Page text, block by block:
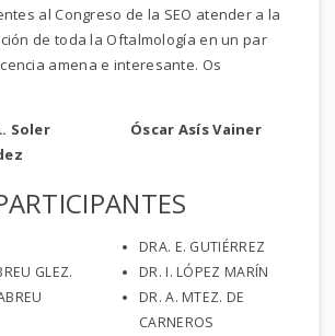
al Congreso de la SEO atender a la
de toda la Oftalmología en un par
amena e interesante. Os
Soler
Óscar Asís Vainer
GLEZ.
DRA. E. GUTIÉRREZ
DR. I. LÓPEZ MARÍN
DR. A. MTEZ. DE
CARNEROS